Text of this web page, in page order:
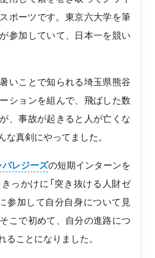
スポーツです。東京六大学を筆
参加していて、日本一を競い
いことで知られる埼玉県熊谷
ションを組んで、飛ばした数
、事故が起きると人が亡くな
真剣にやってました。
バレジーズの短期インターンを
っかけに「突き抜ける人財ゼ
参加して自分自身について見
こで初めて、自分の進路につ
ことになりました。